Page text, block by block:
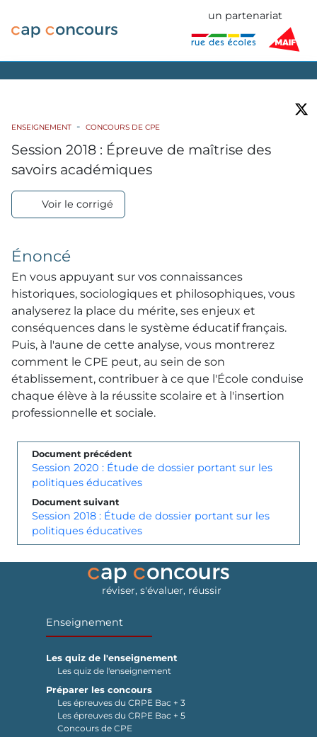
un partenariat
ENSEIGNEMENT CONCOURS DE CPE
Session 2018 : Épreuve de maîtrise des
savoirs académiques
Voir le corrigé
Énoncé
En vous appuyant sur vos connaissances
historiques, sociologiques et philosophiques, vous
analyserez la place du mérite, ses enjeux et
conséquences dans le système éducatif français.
Puis, à l'aune de cette analyse, vous montrerez
comment le CPE peut, au sein de son
établissement, contribuer à ce que l'École conduise
chaque élève à la réussite scolaire et à l'insertion
professionnelle et sociale.
Document précédent
Session 2020 : Étude de dossier portant sur les
politiques éducatives
Document suivant
Session 2018 : Étude de dossier portant sur les
politiques éducatives
réviser, s'évaluer, réussir
Enseignement
Les quiz de l'enseignement
Les quiz de l'enseignement
Préparer les concours
Les épreuves du CRPE Bac + 3
Les épreuves du CRPE Bac + 5
Concours de CPE